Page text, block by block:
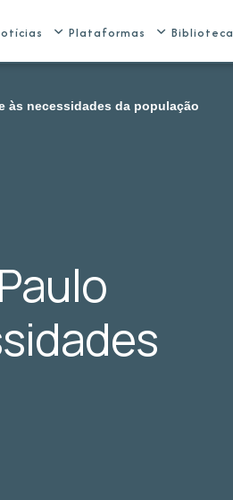
Plataformas Biblioteca
às necessidades da população